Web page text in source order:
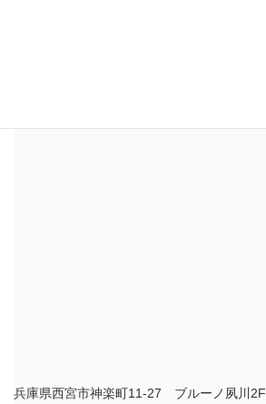
兵庫県西宮市神楽町11-27 ブルーノ夙川2F